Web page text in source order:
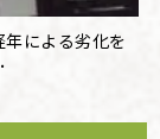
による劣化を